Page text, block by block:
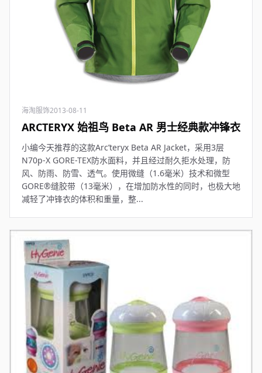
海淘服饰2013-08-11
ARCTERYX 始祖鸟 Beta AR 男士经典款冲锋衣
小编今天推荐的这款Arc’teryx Beta AR Jacket，采用3层
N70p-X GORE-TEX防水面料，并且经过耐久拒水处理，防
风、防雨、防雪、透气。使用微缝（1.6毫米）技术和微型
GORE®缝胶带（13毫米），在增加防水性的同时，也极大地
减轻了冲锋衣的体积和重量，整...